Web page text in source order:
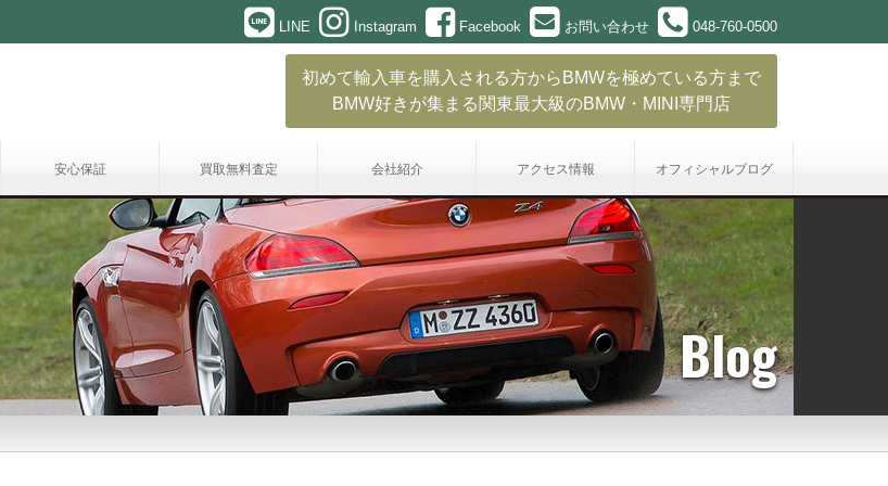
LINE Instagram Facebook お問い合わせ 048-760-0500
初めて輸入車を購入される方からBMWを極めている方まで
BMW好きが集まる関東最大級のBMW・MINI専門店
安心保証 買取無料査定 会社紹介 アクセス情報 オフィシャルブログ
Blog